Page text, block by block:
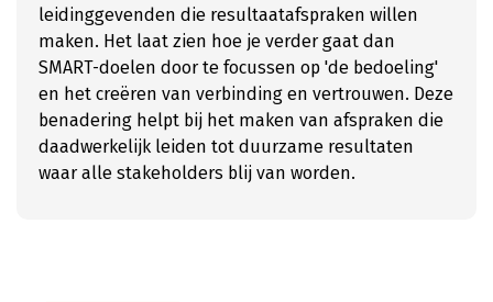
leidinggevenden die resultaatafspraken willen
maken. Het laat zien hoe je verder gaat dan
SMART-doelen door te focussen op 'de bedoeling'
en het creëren van verbinding en vertrouwen. Deze
benadering helpt bij het maken van afspraken die
daadwerkelijk leiden tot duurzame resultaten
waar alle stakeholders blij van worden.